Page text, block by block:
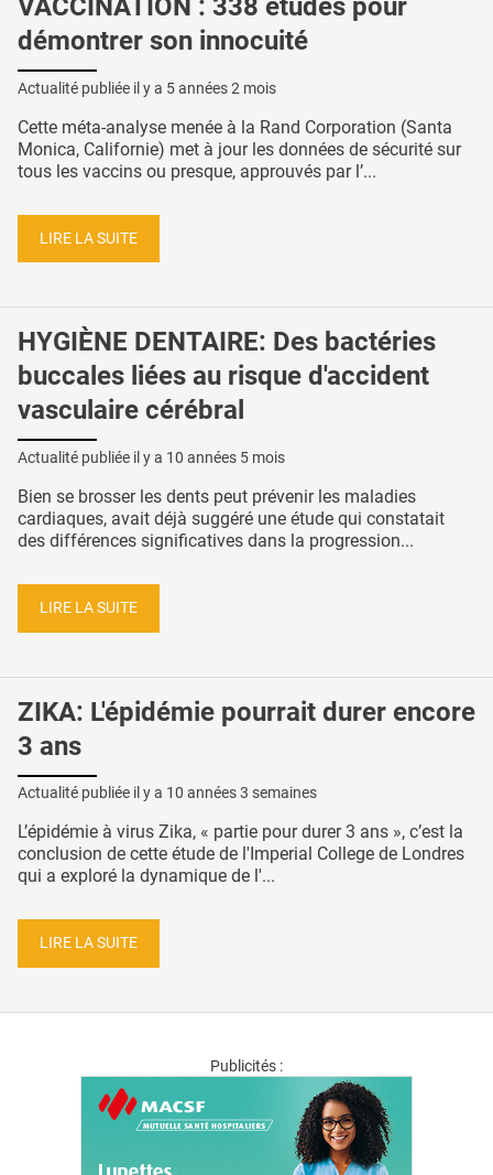
VACCINATION : 338 études pour
démontrer son innocuité
Actualité publiée il y a 5 années 2 mois
Cette méta-analyse menée à la Rand Corporation (Santa
Monica, Californie) met à jour les données de sécurité sur
tous les vaccins ou presque, approuvés par l’...
LIRE LA SUITE
HYGIÈNE DENTAIRE: Des bactéries
buccales liées au risque d'accident
vasculaire cérébral
Actualité publiée il y a 10 années 5 mois
Bien se brosser les dents peut prévenir les maladies
cardiaques, avait déjà suggéré une étude qui constatait
des différences significatives dans la progression...
LIRE LA SUITE
ZIKA: L'épidémie pourrait durer encore
3 ans
Actualité publiée il y a 10 années 3 semaines
L’épidémie à virus Zika, « partie pour durer 3 ans », c’est la
conclusion de cette étude de l'Imperial College de Londres
qui a exploré la dynamique de l'...
LIRE LA SUITE
Publicités :